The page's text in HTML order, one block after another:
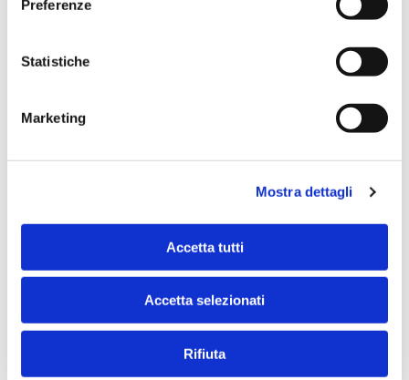
Preferenze
Statistiche
Marketing
Mostra dettagli
Accetta tutti
Accetta selezionati
Rifiuta
Animal Monoprotein Formula